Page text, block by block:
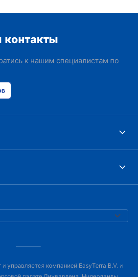
к нашим специалистам по
управляется компанией EasyTerra B.V. и